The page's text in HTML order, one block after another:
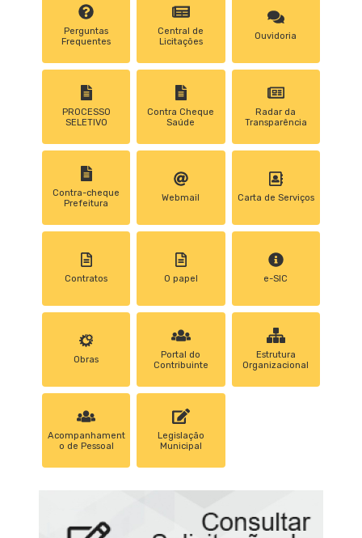
Perguntas
Frequentes
Central de
Licitações
Ouvidoria
PROCESSO
SELETIVO
Contra Cheque
Saúde
Radar da
Transparência
Contra-cheque
Prefeitura
Webmail Carta de Serviços
Contratos 0 papel e-SIC
Obras
Portal do
Contribuinte
Estrutura
Organizacional
Acompanhament
o de Pessoal
Legislação
Municipal